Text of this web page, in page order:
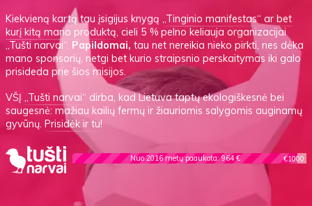
Kiekvieną kartą tau įsigijus knygą„Tinginio manifestas“ arbet
kurį kitą mano produktą, cieli 5 % pelno keliauja organizacijai
„Tušti narvai“. Papildomai, tau net nereikia nieko pirkti, nes dėka
mano sponsorių, netgi bet kurio straipsnio perskaitymas iki galo
prisideda prie šios misijos.
VŠĮ„Tušti narvai“ dirba, kad Lietuva taptų ekologiškesnė bei
saugesnė: mažiau kailių fermų ir žiauriomis salygomis auginamų
gyvūnų.Prisidėk ir tu!
Nuo 2016 metų paaukota: 964 € €1000